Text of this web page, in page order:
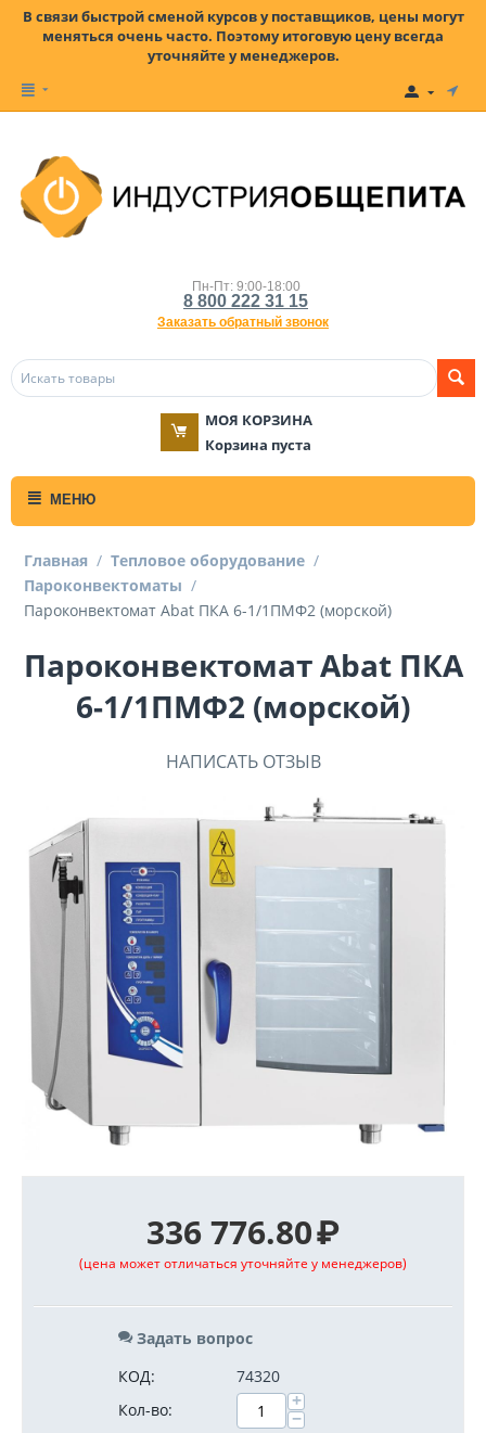
В связи быстрой сменой курсов у поставщиков, цены могут
меняться очень часто. Поэтому итоговую цену всегда
уточняйте у менеджеров.
Пн-Пт: 9:00-18:00
8 800 222 31 15
Заказать обратный звонок
МОЯ КОРЗИНА
Корзина пуста
МЕНЮ
Главная / Тепловое оборудование /
Пароконвектоматы /
Пароконвектомат Abat ПКА 6-1/1ПМФ2 (морской)
Пароконвектомат Abat ПКА
6-1/1ПМФ2 (морской)
НАПИСАТЬ ОТЗЫВ
336 776.80₽
(цена может отличаться уточняйте у менеджеров)
Задать вопрос
КОД:
74320
Кол-во:
+
−